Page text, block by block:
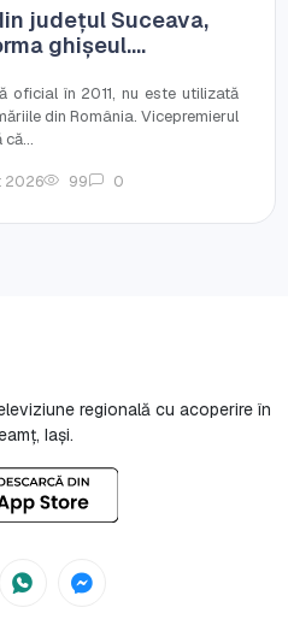
județul Suceava,
ghișeul....
oficial în 2011, nu este utilizată
din România. Vicepremierul
2026 99 0
regională cu acoperire în
Iași.